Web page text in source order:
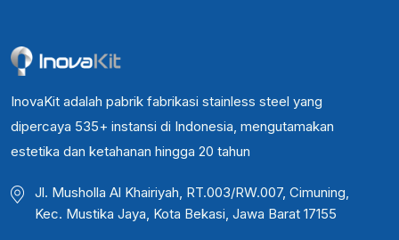
InovaKit adalah pabrik fabrikasi stainless steel yang
dipercaya 535+ instansi di Indonesia, mengutamakan
estetika dan ketahanan hingga 20 tahun
Jl. Musholla Al Khairiyah, RT.003/RW.007, Cimuning,
Kec. Mustika Jaya, Kota Bekasi, Jawa Barat 17155